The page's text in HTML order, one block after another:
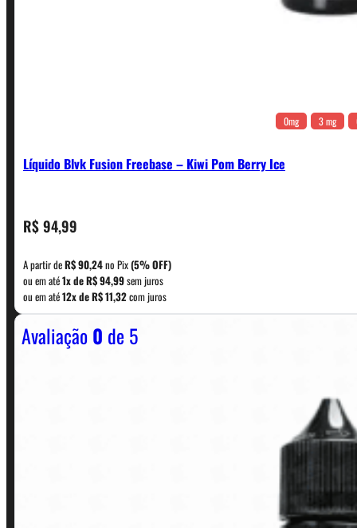
0mg 3 mg
Líquido Blvk Fusion Freebase – Kiwi Pom Berry Ice
R$94,99
A partir deR$90,24no Pix(5% OFF)
ou em até1x deR$94,99sem juros
ou em até12x deR$11,32com juros
Avaliação0 de 5
CONTATO
WhatsApp: (11) 5229-0120
Horário: Política de Horario e Fretes